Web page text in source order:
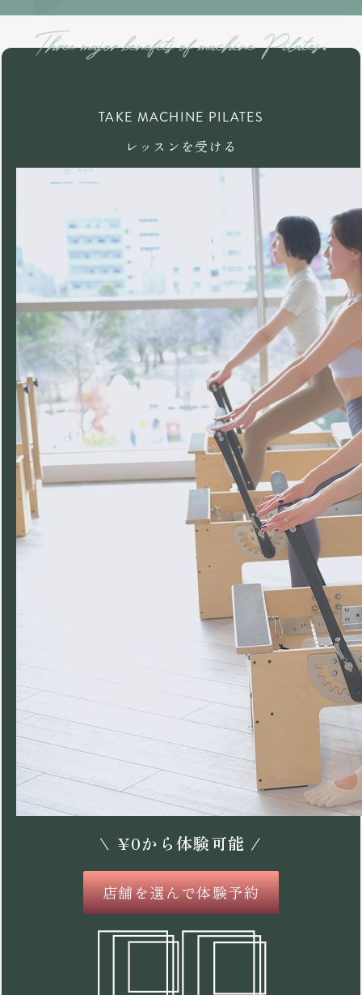
TAKE MACHINE PILATES
レッスンを受ける
\ ¥0から体験可能 /
店舗を選んで体験予約